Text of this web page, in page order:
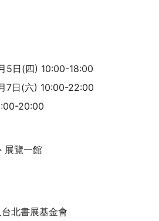
5日(四) 10:00-18:00
7日(六) 10:00-22:00
20:00
展覽一館
北書展基金會